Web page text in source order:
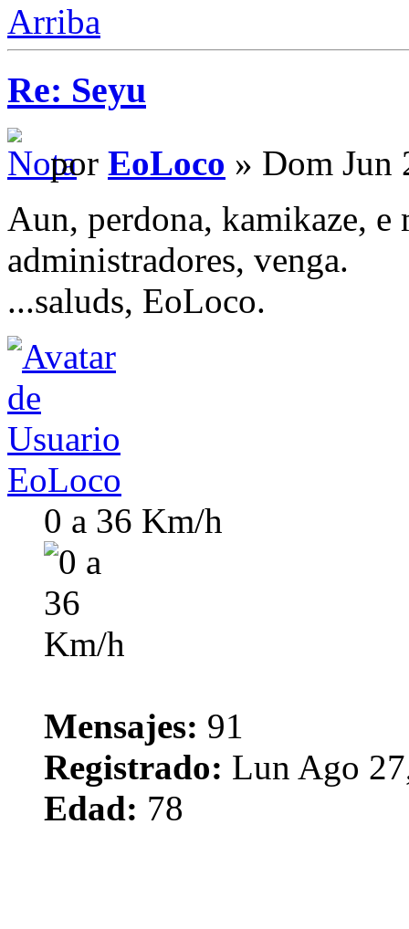
Arriba
Re: Seyu
por EoLoco » Dom Jun
Aun, perdona, kamikaze, e
administradores, venga.
...saluds, EoLoco.
EoLoco
0 a 36 Km/h
Mensajes: 91
Registrado: Lun Ago
Edad: 78